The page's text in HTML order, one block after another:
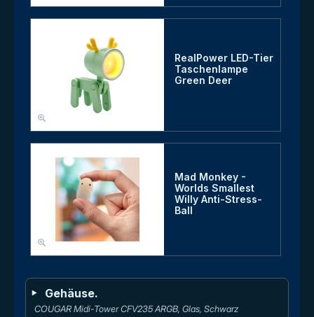
RealPower LED-Tier
Taschenlampe
Green Deer
Mad Monkey -
Worlds Smallest
Willy Anti-Stress-
Ball
Gehäuse.
COUGAR Midi-Tower CFV235 ARGB, Glas, Schwarz